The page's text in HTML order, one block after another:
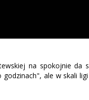
na spokojnie da
godzinach", ale w skali